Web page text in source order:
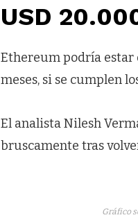
USD
Ethereum podría estar
meses, si se cumplen
El analista Nilesh
bruscamente tras
Gráfico